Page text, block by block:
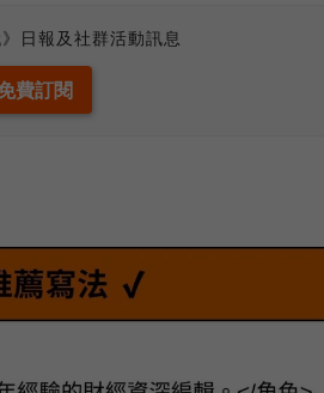
日報及社群活動訊息